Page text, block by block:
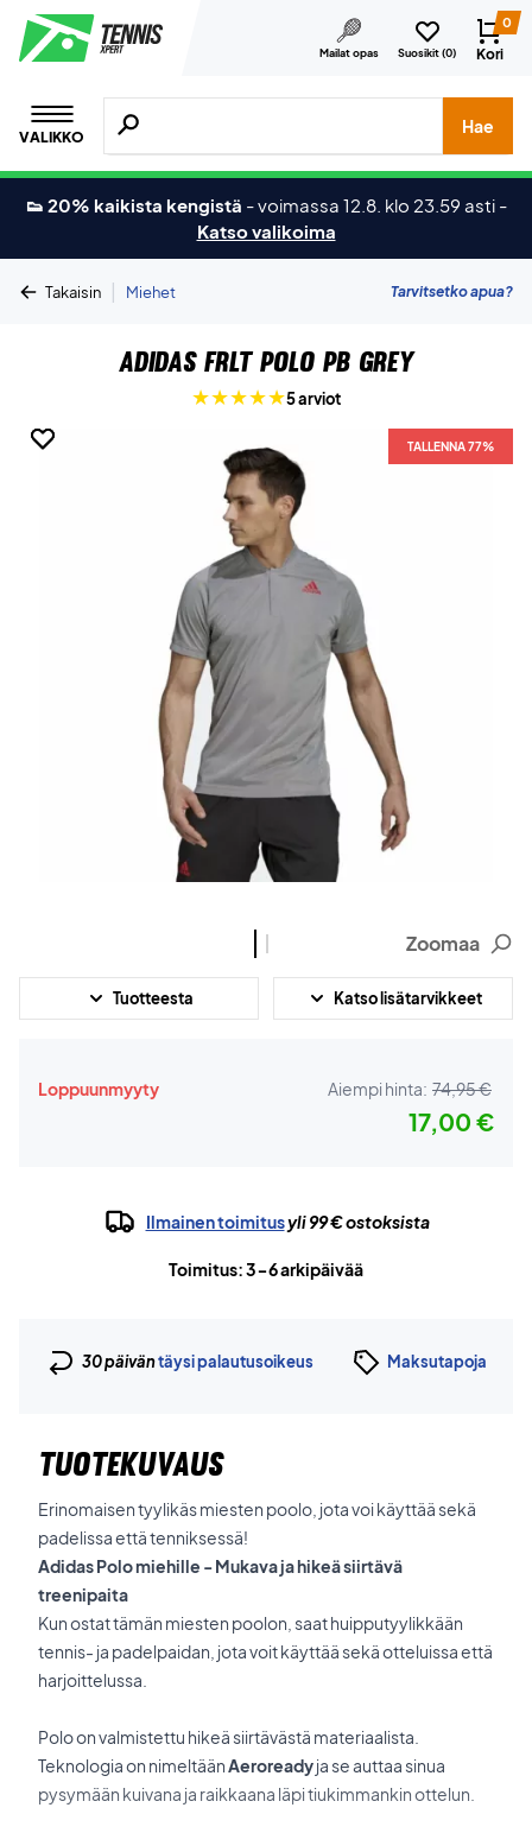
Mailat opas Suosikit (0)
0
Kori
VALIKKO
Hae tuotteita, merkkejä jne.
Hae
👟 20% kaikista kengistä -voimassa 12.8. klo 23.59 asti -
Katso valikoima
Takaisin | Miehet Tarvitsetko apua?
Adidas FRLT Polo PB Grey
5 arviot
TALLENNA 77%
TALLENNA 77%
Zoomaa
Tuotteesta Katso lisätarvikkeet
Loppuunmyyty Aiempi hinta: 74,95 €
17,00 €
Ilmainen toimitusyli 99 € ostoksista
Toimitus: 3-6 arkipäivää
30 päiväntäysi palautusoikeus Maksutapoja
TUOTEKUVAUS
Erinomaisen tyylikäs miesten poolo, jota voi käyttää sekä
padelissa että tenniksessä!
Adidas Polo miehille - Mukava ja hikeä siirtävä
treenipaita
Kun ostat tämän miesten poolon, saat huipputyylikkään
tennis- ja padelpaidan, jota voit käyttää sekä otteluissa että
harjoittelussa.
Polo on valmistettu hikeä siirtävästä materiaalista.
Teknologia on nimeltäänAeroreadyja se auttaa sinua
pysymään kuivana ja raikkaana läpi tiukimmankin ottelun.